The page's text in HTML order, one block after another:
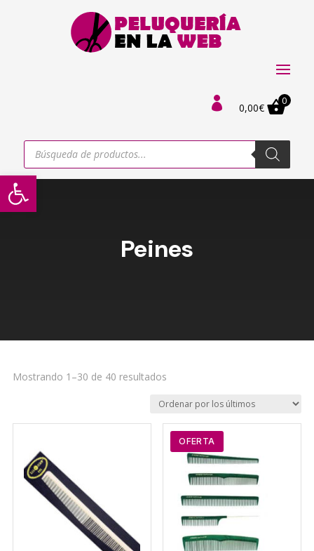
Abrir barra de herramientas
 0,00€
0
Búsqueda
productos
Peines
Mostrando 1–30 de 40 resultadosOrdenado
los
últimos
OFERTA